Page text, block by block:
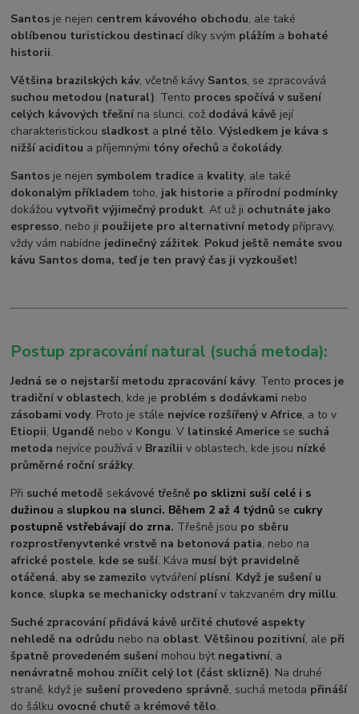
Santos je nejen centrem kávového obchodu, ale také
oblíbenou turistickou destinací díky svým plážím a bohaté
historii.
Většina brazilských káv, včetně kávy Santos, se zpracovává
suchou metodou (natural). Tento proces spočívá v sušení
celých kávových třešní na slunci, což dodává kávě její
charakteristickou sladkost a plné tělo.Výsledkem je káva s
nižší aciditou a příjemnými tóny ořechů ačokolády.
Santos je nejen symbolem tradice a kvality, ale také
dokonalým příkladem toho, jak historie a přírodní podmínky
dokážouvytvořit výjimečný produkt. Ať už ji ochutnáte jako
espresso, nebo ji použijete pro alternativní metodypřípravy,
vždy vám nabídne jedinečný zážitek. Pokud ještě nemáte svou
kávu Santos doma, teď je ten pravý čas ji vyzkoušet!
Postup zpracování natural (suchá metoda):
Jedná se o nejstarší metodu zpracování kávy. Tento proces je
tradiční v oblastech, kde je problém s dodávkami nebo
zásobami vody. Proto je stále nejvíce rozšířený v Africe, a to v
Etiopii, Ugandě nebo v Kongu. V latinské Americe se suchá
metoda nejvíce používá v Brazílii v oblastech, kde jsou nízké
průměrné roční srážky.
Při suché metodě sekávové třešně po sklizni suší celé i s
dužinou a slupkou na slunci. Během 2 až 4 týdnů se cukry
postupně vstřebávají do zrna. Třešně jsou po sběru
rozprostřenyvtenké vrstvě na betonová patia, nebo na
africké postele, kde se suší. Káva musí být pravidelně
otáčená, aby se zamezilo vytváření plísní. Když je sušení u
konce, slupka se mechanicky odstraní v takzvaném dry millu.
Suché zpracování přidává kávě určité chuťové aspekty
nehledě na odrůdu nebo na oblast.Většinou pozitivní, ale při
špatně provedeném sušení mohou být negativní, a
nenávratně mohou zníčit celý lot (část sklizně). Na druhé
straně, když je sušení provedeno správně, suchá metoda přináší
do šálku ovocné chutě a krémové tělo.